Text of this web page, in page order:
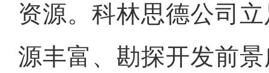
资源。科林思德公司
源丰富、勘探开发前